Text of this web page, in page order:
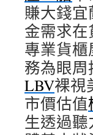
賺大錢宜
金需求
專業貨
務為眼
LBV裸視
市價估值
生透過